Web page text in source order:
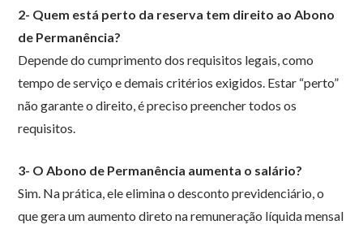
2- Quem está perto da reserva tem direito ao Abono
de Permanência?
Depende do cumprimento dos requisitos legais, como
tempo de serviço e demais critérios exigidos. Estar “perto”
não garante o direito, é preciso preencher todos os
requisitos.
3- O Abono de Permanência aumenta o salário?
Sim. Na prática, ele elimina o desconto previdenciário, o
que gera um aumento direto na remuneração líquida mensal